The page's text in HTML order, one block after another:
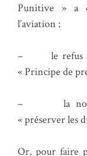
Punitive » a
l’aviation :
– le refus du
« Principe de
– la non-
« préserver les
Or, pour faire